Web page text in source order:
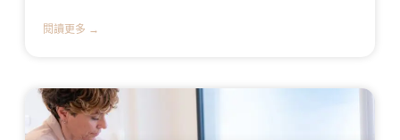
閱讀更多 →